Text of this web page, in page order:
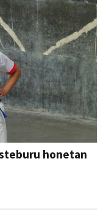
honetan